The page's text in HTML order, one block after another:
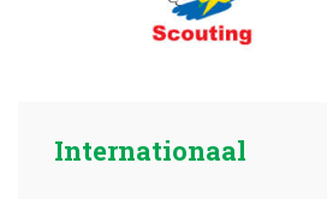
Internationaal